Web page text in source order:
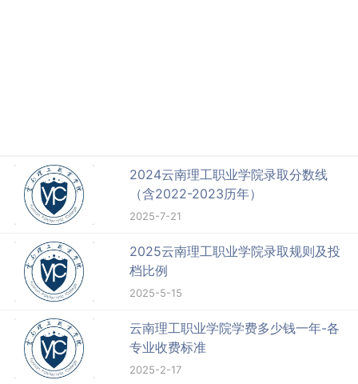
2024云南理工职业学院录取分数线
（含2022-2023历年）
2025-7-21
2025云南理工职业学院录取规则及投
档比例
2025-5-15
云南理工职业学院学费多少钱一年-各
专业收费标准
2025-2-17